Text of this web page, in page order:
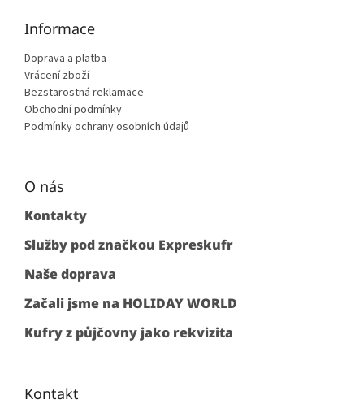
Informace
Doprava a platba
Vrácení zboží
Bezstarostná reklamace
Obchodní podmínky
Podmínky ochrany osobních údajů
O nás
Kontakty
Služby pod značkou Expreskufr
Naše doprava
Začali jsme na HOLIDAY WORLD
Kufry z půjčovny jako rekvizita
Kontakt